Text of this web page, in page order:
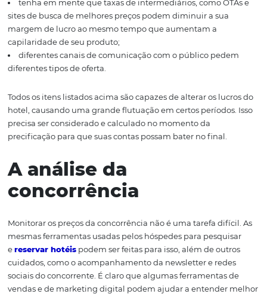
precificação
Antes de qualquer coisa, alguns pontos SEMPRE devem
considerados:
clientes fiéis merecem um tratamento diferenciado,
envolve diminuir seus lucros em algumas frentes, como
diária;
vale para o hoteleiro;
tenha em mente que taxas de intermediários, como
sites de busca de melhores preços podem diminuir a
capilaridade de seu produto;
diferentes canais de comunicação com o público
diferentes tipos de oferta.
Todos os itens listados acima são capazes de alterar os